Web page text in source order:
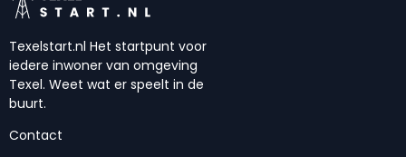
Texelstart.nl Het startpunt voor
iedere inwoner van omgeving
Texel. Weet wat er speelt in de
buurt.
Contact